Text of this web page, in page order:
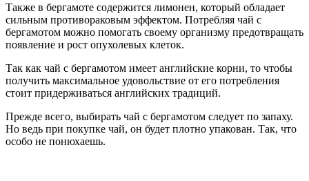
Также в бергамоте содержится лимонен, который обладает
сильным противораковым эффектом. Потребляя чай с
бергамотом можно помогать своему организму предотвращать
появление и рост опухолевых клеток.
Так как чай с бергамотом имеет английские корни, то чтобы
получить максимальное удовольствие от его потребления
стоит придерживаться английских традиций.
Прежде всего, выбирать чай с бергамотом следует по запаху.
Но ведь при покупке чай, он будет плотно упакован. Так, что
особо не понюхаешь.